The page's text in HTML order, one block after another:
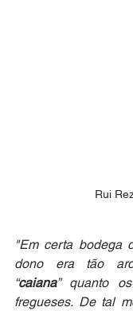
Rui
"Em certa bodega
dono era tão
“caiana” quanto
fregueses. De tal